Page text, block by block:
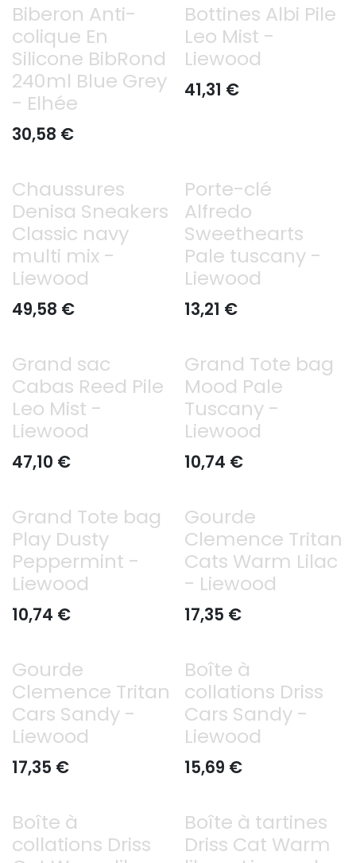
Biberon Anti-
colique En
Silicone BibRond
240ml Blue Grey
- Elhée
30,58 €
Bottines Albi Pile
Leo Mist -
Liewood
41,31 €
Chaussures
Denisa Sneakers
Classic navy
multi mix -
Liewood
49,58 €
Porte-clé
Alfredo
Sweethearts
Pale tuscany -
Liewood
13,21 €
Grand sac
Cabas Reed Pile
Leo Mist -
Liewood
47,10 €
Grand Tote bag
Mood Pale
Tuscany -
Liewood
10,74 €
Grand Tote bag
Play Dusty
Peppermint -
Liewood
10,74 €
Gourde
Clemence Tritan
Cats Warm Lilac
- Liewood
17,35 €
Gourde
Clemence Tritan
Cars Sandy -
Liewood
17,35 €
Boîte à
collations Driss
Cars Sandy -
Liewood
15,69 €
Boîte à
collations Driss
Boîte à tartines
Driss Cat Warm